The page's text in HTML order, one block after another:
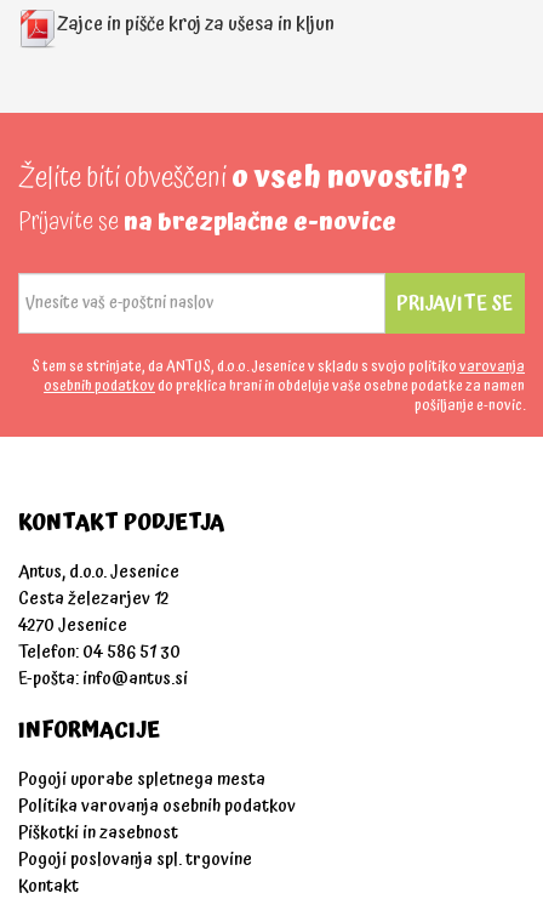
Zajce in pišče kroj za ušesa in kljun
Želite biti obveščenio vseh novostih?
Prijavite sena brezplačne e-novice
PRIJAVITE SE
S tem se strinjate, da ANTUS, d.o.o. Jesenice v skladu s svojo politikovarovanja
osebnih podatkovdo preklica hrani in obdeluje vaše osebne podatke za namen
pošiljanje e-novic.
KONTAKT PODJETJA
Antus, d.o.o. Jesenice
Cesta železarjev 12
4270 Jesenice
Telefon: 04 586 51 30
E-pošta:info@antus.si
INFORMACIJE
Pogoji uporabe spletnega mesta
Politika varovanja osebnih podatkov
Piškotki in zasebnost
Pogoji poslovanja spl. trgovine
Kontakt